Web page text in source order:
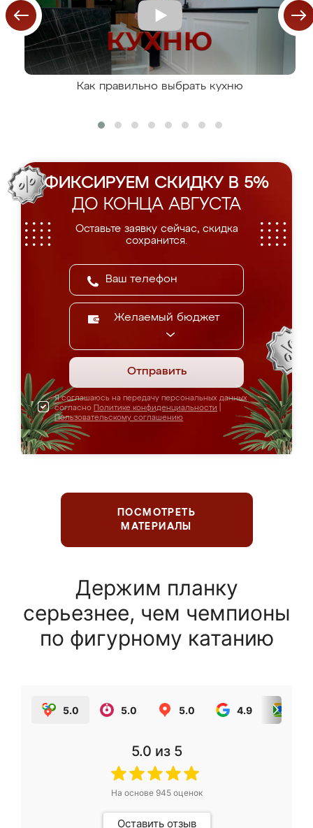
Как правильно выбрать кухню
ФИКСИРУЕМ СКИДКУ В 5%
ДО КОНЦА АВГУСТА
Оставьте заявку сейчас, скидка
сохранится.
Желаемый бюджет
Отправить
Я соглашаюсь на передачу персональных данных
согласно Политике конфиденциальности
Пользовательскому соглашению
ПОСМОТРЕТЬ
МАТЕРИАЛЫ
Держим планку
серьезнее, чем чемпионы
по фигурному катанию
5.0 5.0 5.0 4.9
5.0 из 5
На основе 945оценок
Оставить отзыв